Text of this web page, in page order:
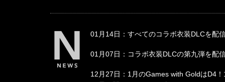
01月14日：すべてのコラボ衣装DLCを配
01月07日：コラボ衣装DLCの第九弾を配
12月27日：1月のGames with GoldはD4